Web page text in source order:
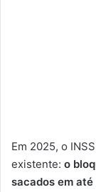
Em 2025, o
existente: o
sacados em